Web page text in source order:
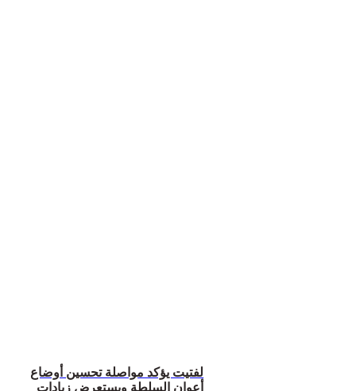
لفتيت يؤكد مواصلة تحسين أوضاع
أعوان السلطة ويستعرض زيادات